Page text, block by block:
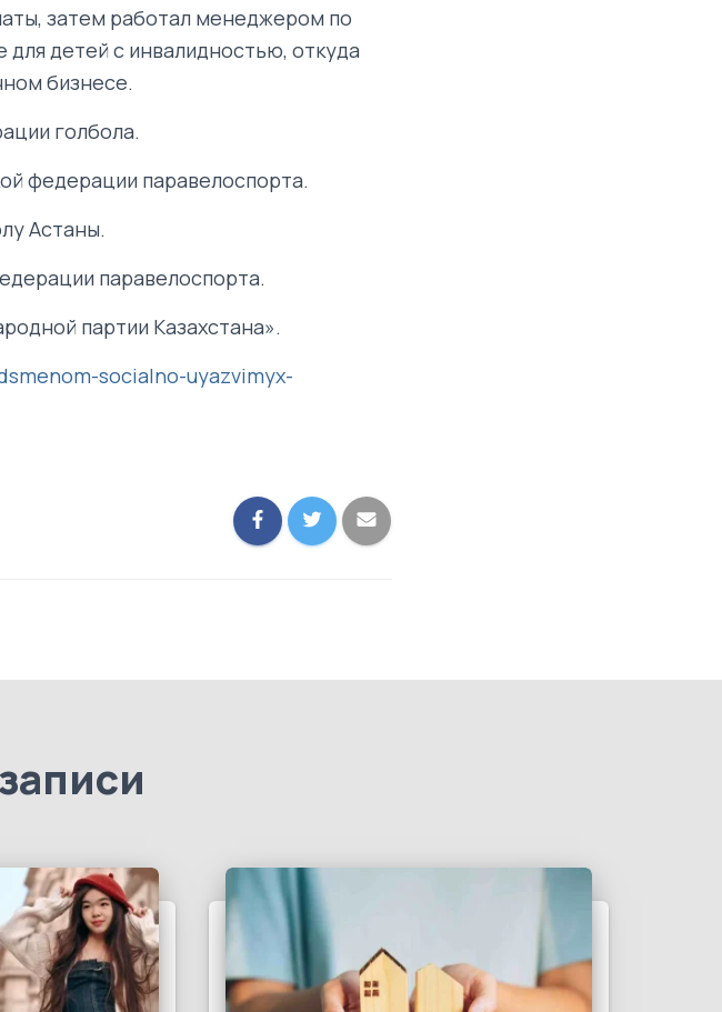
затем работал менеджером по
детей с инвалидностью, откуда
бизнесе.
голбола.
федерации паравелоспорта.
Астаны.
паравелоспорта.
партии Казахстана».
socialno-uyazvimyx-